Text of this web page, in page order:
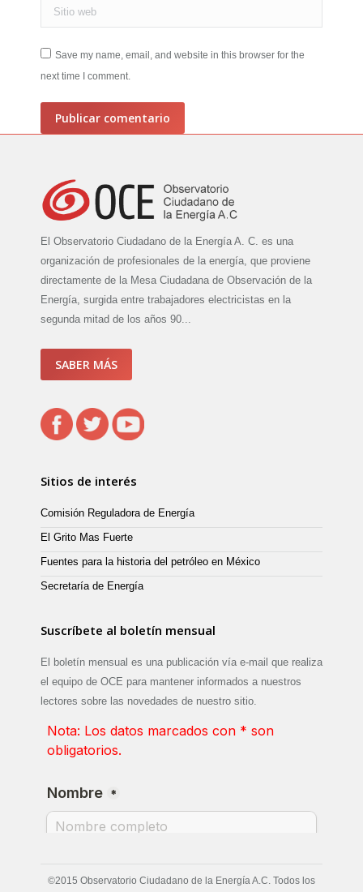
Sitio web
Save my name, email, and website in this browser for the
next time I comment.
Publicar comentario
El Observatorio Ciudadano de la Energía A. C. es una
organización de profesionales de la energía, que proviene
directamente de la Mesa Ciudadana de Observación de la
Energía, surgida entre trabajadores electricistas en la
segunda mitad de los años 90...
SABER MÁS
Sitios de interés
Comisión Reguladora de Energía
El Grito Mas Fuerte
Fuentes para la historia del petróleo en México
Secretaría de Energía
Suscríbete al boletín mensual
El boletín mensual es una publicación vía e-mail que realiza
el equipo de OCE para mantener informados a nuestros
lectores sobre las novedades de nuestro sitio.
©2015 Observatorio Ciudadano de la Energía A.C. Todos los